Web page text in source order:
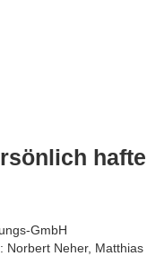
GmbH
Norbert Neher, Matthias